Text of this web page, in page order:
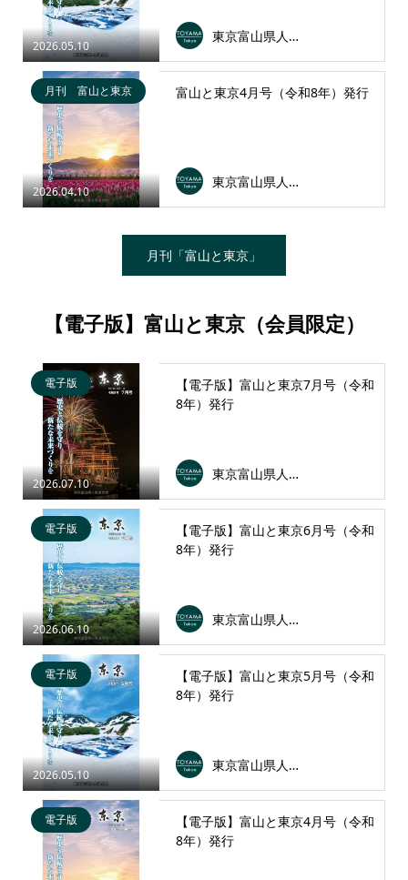
2026.05.10
東京富山県人会連合会
2026.04.10
月刊 富山と東京 富山と東京4月号（令和8年）発行
東京富山県人会連合会
月刊「富山と東京」
【電子版】富山と東京（会員限定）
2026.07.10
電子版
【電子版】富山と東京7月号（令和
8年）発行
東京富山県人会連合会
2026.06.10
電子版
【電子版】富山と東京6月号（令和
8年）発行
東京富山県人会連合会
2026.05.10
電子版
【電子版】富山と東京5月号（令和
8年）発行
東京富山県人会連合会
電子版
【電子版】富山と東京4月号（令和
8年）発行